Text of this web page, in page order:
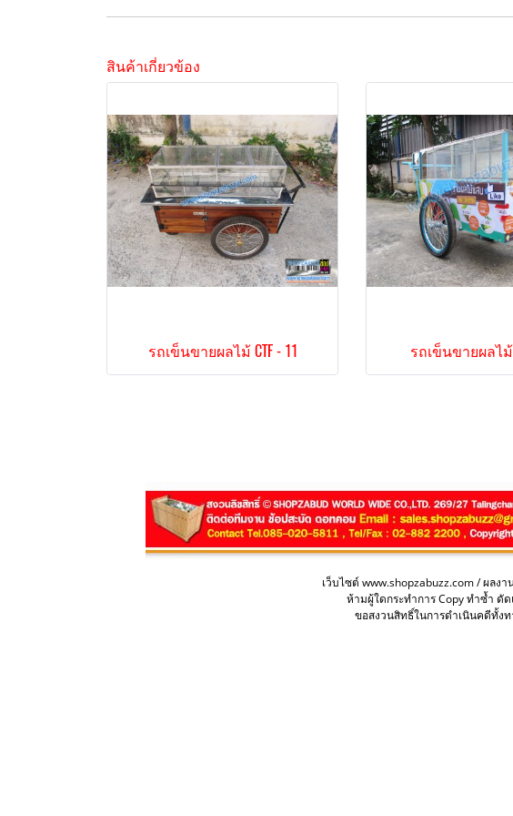
สินค้าเกี่ยวข้อง
รถเข็นขายผลไม้ CTF - 11 รถเข็นขายผลไม้
เว็บไซต์ www.shopzabuzz.com / ผล
ห้ามผู้ใดกระทำการ Copy ทำซ้ำ
ขอสงวนสิทธิ์ในการดำเนินคดีทั้ง